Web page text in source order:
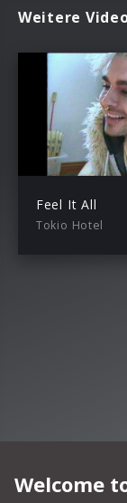
Weitere
Feel It All
Tokio Hotel